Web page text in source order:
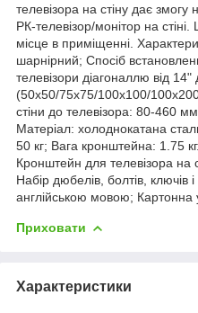
телевізора на стіну дає змогу
РК-телевізор/монітор на
місце в приміщенні.
шарнірний; Спосіб
телевізори діагоналлю від
(50x50/75x75/100x100/
стіни до телевізора: 80-460
Матеріал: холоднокатана
50 кг; Вага кронштейна: 1.75
Кронштейн для телевізора на
Набір дюбелів, болтів, ключів
англійською мовою; Картонна
Приховати
Характеристики